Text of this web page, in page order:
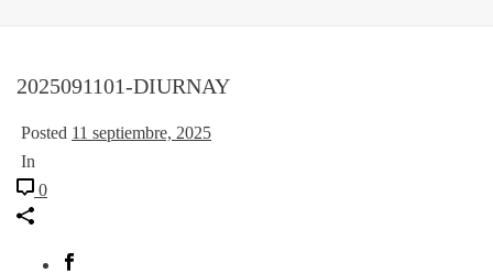
2025091101-DIURNAY
Posted 11 septiembre, 2025
In
0